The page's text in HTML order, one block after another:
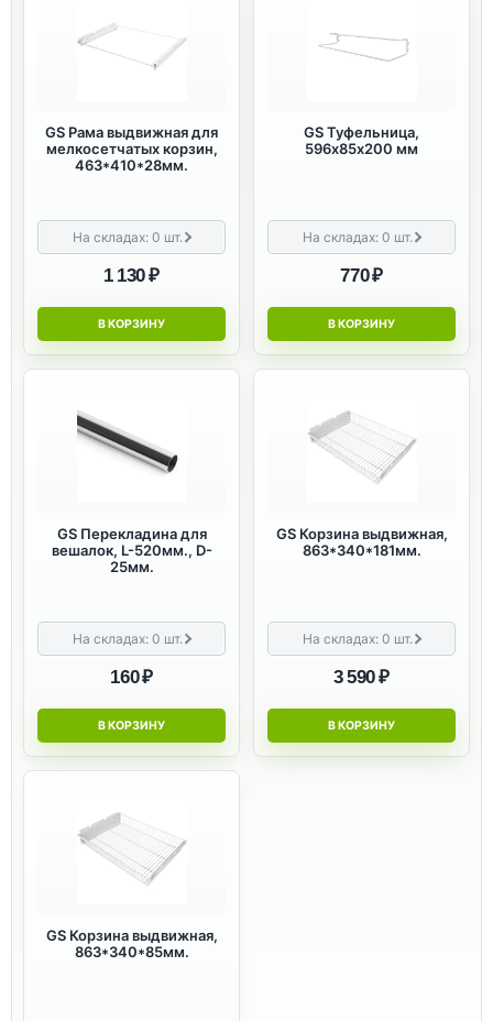
GS Рама выдвижная для
мелкосетчатых корзин,
463*410*28мм.
На складах:0 шт.
1 130 ₽
В КОРЗИНУ
GS Туфельница,
596х85х200 мм
На складах:0 шт.
770 ₽
В КОРЗИНУ
GS Перекладина для
вешалок, L-520мм., D-
25мм.
На складах:0 шт.
160 ₽
В КОРЗИНУ
GS Корзина выдвижная,
863*340*181мм.
На складах:0 шт.
3 590 ₽
В КОРЗИНУ
GS Корзина выдвижная,
863*340*85мм.